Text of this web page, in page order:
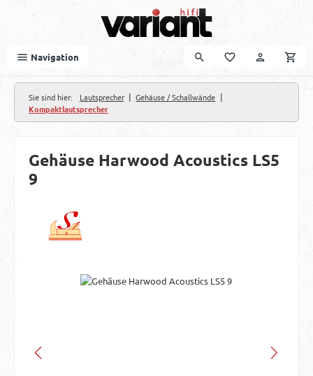
Navigation
Sie sind hier: Lautsprecher | Gehäuse / Schallwände |
Kompaktlautsprecher
Gehäuse Harwood Acoustics LS5
9
Bildergalerie überspringen